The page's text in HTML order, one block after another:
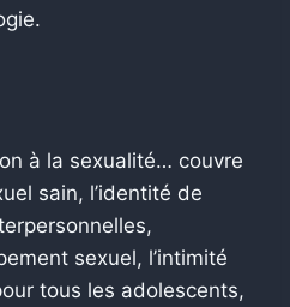
à la sexualité… couvre
sain, l’identité de
sexuel, l’intimité
tous les adolescents,